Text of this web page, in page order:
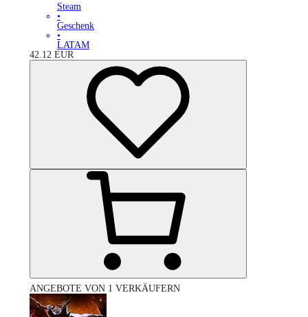
Steam
•
Geschenk
•
LATAM
42.12 EUR
ANGEBOTE VON 1 VERKÄUFERN